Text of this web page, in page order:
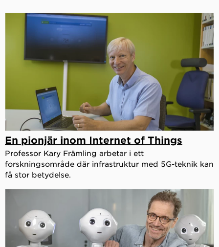
En pionjär inom Internet of Things
Professor Kary Främling arbetar i ett
forskningsområde där infrastruktur med 5G-teknik kan
få stor betydelse.